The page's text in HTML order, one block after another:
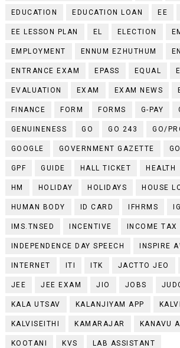
EDUCATION EDUCATION LOAN EE
EE LESSON PLAN EL ELECTION
EMPLOYMENT ENNUM EZHUTHUM
ENTRANCE EXAM EPASS EQUAL
EVALUATION EXAM EXAM NEWS
FINANCE FORM FORMS G-PAY
GENUINENESS GO GO 243 GO/
GOOGLE GOVERNMENT GAZETTE
GPF GUIDE HALL TICKET HEALTH
HM HOLIDAY HOLIDAYS HOUSE
HUMAN BODY ID CARD IFHRMS
IMS.TNSED INCENTIVE INCOME TAX
INDEPENDENCE DAY SPEECH INSPIRE
INTERNET ITI ITK JACTTO JEO
JEE JEE EXAM JIO JOBS
KALA UTSAV KALANJIYAM APP
KALVISEITHI KAMARAJAR KANAVU
KOOTANI KVS LAB ASSISTANT